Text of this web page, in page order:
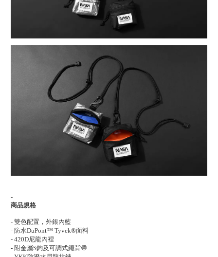
-
商品規格
- 雙色配置， 外銀內藍
- 防水DuPont™ Tyvek®面料
- 420D尼龍內裡
- 附金屬S鉤及可調式繩背帶